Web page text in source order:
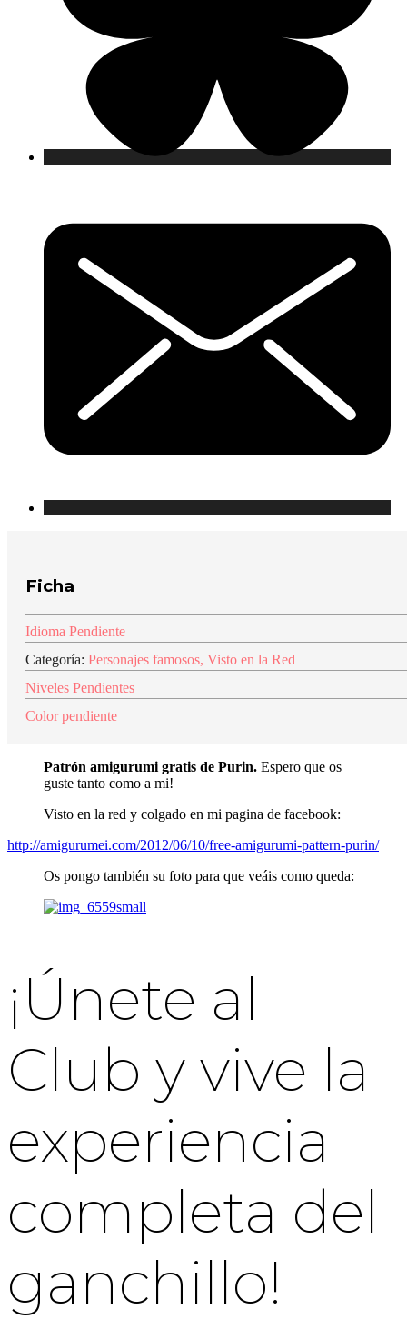
Ficha
Idioma Pendiente
Categoría: Personajes famosos, Visto en la Red
Niveles Pendientes
Color pendiente
Patrón amigurumi gratis de Purin. Espero que os
guste tanto como a mi!
Visto en la red y colgado en mi pagina de facebook:
http://amigurumei.com/2012/06/10/free-amigurumi-pattern-purin/
Os pongo también su foto para que veáis como queda:
¡Únete al
Club y vive la
experiencia
completa del
ganchillo!